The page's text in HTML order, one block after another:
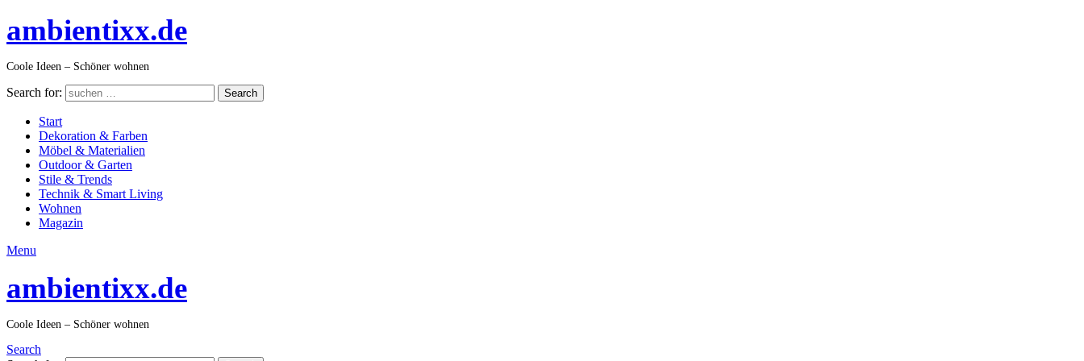
ambientixx.de
Coole Ideen – Schöner wohnen
Search for: Search
Start
Dekoration & Farben
Möbel & Materialien
Outdoor & Garten
Stile & Trends
Technik & Smart Living
Wohnen
Magazin
Menu
ambientixx.de
Coole Ideen – Schöner wohnen
Search